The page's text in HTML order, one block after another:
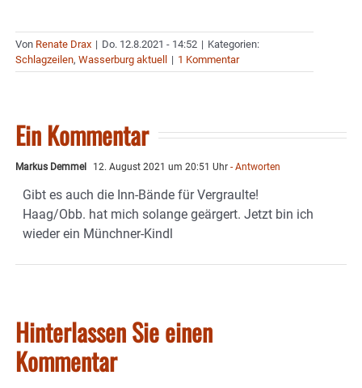
Von Renate Drax | Do. 12.8.2021 - 14:52 | Kategorien:
Schlagzeilen, Wasserburg aktuell | 1 Kommentar
Ein Kommentar
Markus Demmel 12. August 2021 um 20:51 Uhr - Antworten
Gibt es auch die Inn-Bände für Vergraulte!
Haag/Obb. hat mich solange geärgert. Jetzt bin ich
wieder ein Münchner-Kindl
Hinterlassen Sie einen
Kommentar